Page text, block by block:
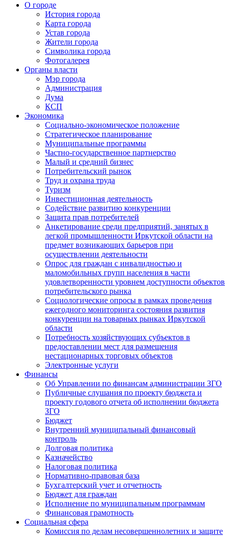
О городе
История города
Карта города
Устав города
Жители города
Символика города
Фотогалерея
Органы власти
Мэр города
Администрация
Дума
КСП
Экономика
Социально-экономическое положение
Стратегическое планирование
Муниципальные программы
Частно-государственное партнерство
Малый и средний бизнес
Потребительский рынок
Труд и охрана труда
Туризм
Инвестиционная деятельность
Содействие развитию конкуренции
Защита прав потребителей
Анкетирование среди предприятий, занятых в
легкой промышленности Иркутской области на
предмет возникающих барьеров при
осуществлении деятельности
Опрос для граждан с инвалидностью и
маломобильных групп населения в части
удовлетворенности уровнем доступности объектов
потребительского рынка
Социологические опросы в рамках проведения
ежегодного мониторинга состояния развития
конкуренции на товарных рынках Иркутской
области
Потребность хозяйствующих субъектов в
предоставлении мест для размещения
нестационарных торговых объектов
Электронные услуги
Финансы
Об Управлении по финансам администрации ЗГО
Публичные слушания по проекту бюджета и
проекту годового отчета об исполнении бюджета
ЗГО
Бюджет
Внутренний муниципальный финансовый
контроль
Долговая политика
Казначейство
Налоговая политика
Нормативно-правовая база
Бухгалтерский учет и отчетность
Бюджет для граждан
Исполнение по муниципальным программам
Финансовая грамотность
Социальная сфера
Комиссия по делам несовершеннолетних и защите